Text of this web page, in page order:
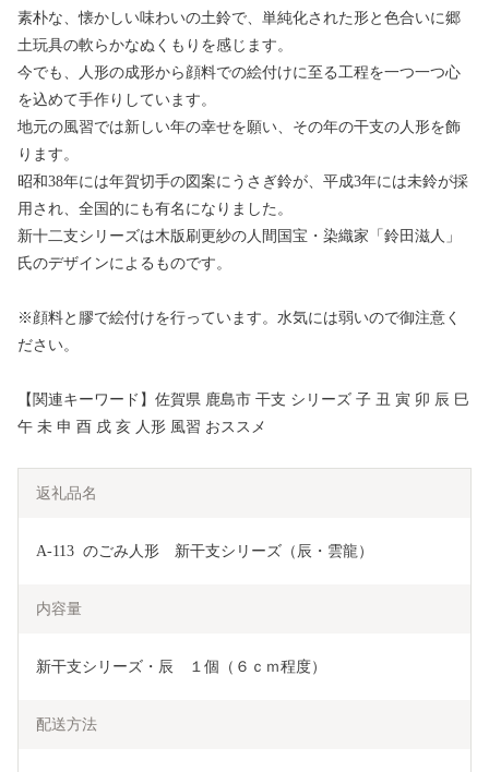
素朴な、懐かしい味わいの土鈴で、単純化された形と色合いに郷
土玩具の軟らかなぬくもりを感じます。
今でも、人形の成形から顔料での絵付けに至る工程を一つ一つ心
を込めて手作りしています。
地元の風習では新しい年の幸せを願い、その年の干支の人形を飾
ります。
昭和38年には年賀切手の図案にうさぎ鈴が、平成3年には未鈴が採
用され、全国的にも有名になりました。
新十二支シリーズは木版刷更紗の人間国宝・染織家「鈴田滋人」
氏のデザインによるものです。
※顔料と膠で絵付けを行っています。水気には弱いので御注意く
ださい。​
【関連キーワード】佐賀県 鹿島市 干支 シリーズ 子 丑 寅 卯 辰 巳
午 未 申 酉 戌 亥 人形 風習 おススメ
返礼品名
A-113  のごみ人形　新干支シリーズ（辰・雲龍）
内容量
新干支シリーズ・辰　１個（６ｃｍ程度）
配送方法